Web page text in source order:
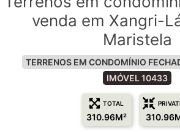
venda em Xangri-
Maristela
TERRENOS EM CONDOMÍNIO
IMÓVEL 10433
TOTAL
310.96M²